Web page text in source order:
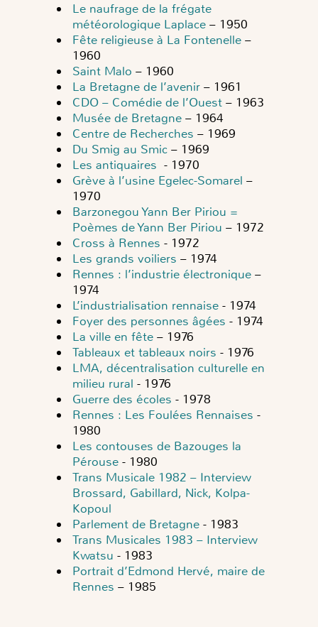
Le naufrage de la frégate
météorologique Laplace – 1950
Fête religieuse à La Fontenelle –
1960
Saint Malo – 1960
La Bretagne de l’avenir – 1961
CDO – Comédie de l’Ouest – 1963
Musée de Bretagne – 1964
Centre de Recherches– 1969
Du Smig au Smic – 1969
Les antiquaires - 1970
Grève à l’usine Egelec-Somarel–
1970
Barzonegou Yann Ber Piriou =
Poèmes de Yann Ber Piriou– 1972
Cross à Rennes - 1972
Les grands voiliers – 1974
Rennes : l’industrie électronique –
1974
L’industrialisation rennaise - 1974
Foyer des personnes âgées - 1974
La ville en fête – 1976
Tableaux et tableaux noirs - 1976
LMA, décentralisation culturelle en
milieu rural - 1976
Guerre des écoles - 1978
Rennes : Les Foulées Rennaises -
1980
Les contouses de Bazouges la
Pérouse - 1980
Trans Musicale 1982 – Interview
Brossard, Gabillard, Nick, Kolpa-
Kopoul
Parlement de Bretagne - 1983
Trans Musicales 1983 – Interview
Kwatsu- 1983
Portrait d’Edmond Hervé, maire de
Rennes – 1985